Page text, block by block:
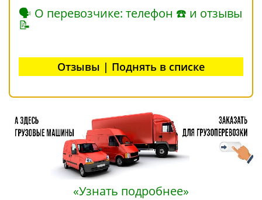
🗣 О перевозчике: телефон ☎ и отзывы
📝
Отзывы | Поднять в списке
«Узнать подробнее»